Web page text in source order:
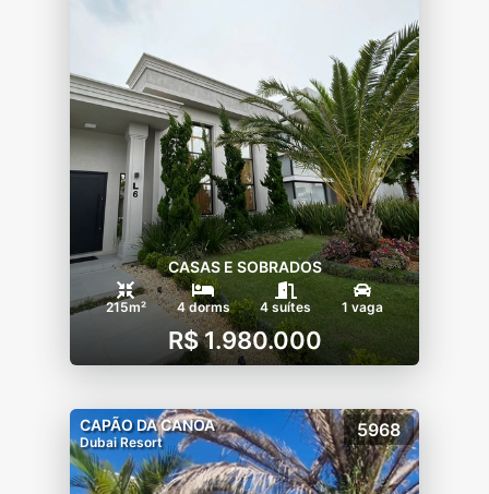
CASAS E SOBRADOS
215m² 4 dorms 4 suítes 1 vaga
R$ 1.980.000
CAPÃO DA CANOA
Dubai Resort
5968